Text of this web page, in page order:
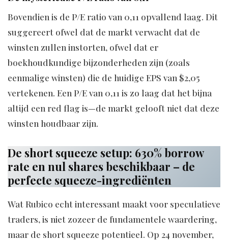
Bovendien is de P/E ratio van 0,11 opvallend laag. Dit
suggereert ofwel dat de markt verwacht dat de
winsten zullen instorten, ofwel dat er
boekhoudkundige bijzonderheden zijn (zoals
eenmalige winsten) die de huidige EPS van $2,05
vertekenen. Een P/E van 0,11 is zo laag dat het bijna
altijd een red flag is—de markt gelooft niet dat deze
winsten houdbaar zijn.
De short squeeze setup: 630% borrow
rate en nul shares beschikbaar – de
perfecte squeeze-ingrediënten
Wat Rubico echt interessant maakt voor speculatieve
traders, is niet zozeer de fundamentele waardering,
maar de short squeeze potentieel. Op 24 november,